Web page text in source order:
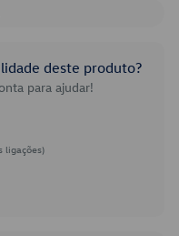
deste produto?
para ajudar!
ligações)